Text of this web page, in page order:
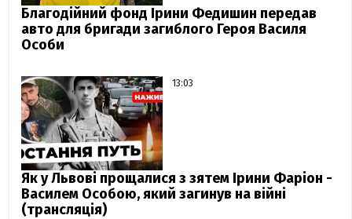
Благодійний фонд Ірини Федишин передав
авто для бригади загиблого Героя Василя
Особи
13:03
Як у Львові прощалися з зятем Ірини Фаріон -
Василем Особою, який загинув на війні
(трансляція)